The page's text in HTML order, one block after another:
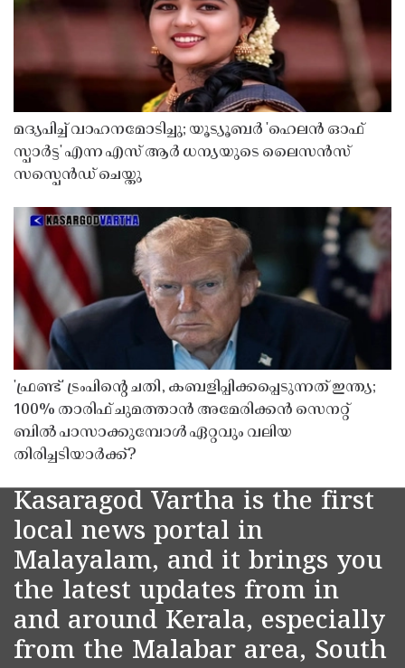
മദ്യപിച്ച് വാഹനമോടിച്ചു; യൂട്യൂബർ 'ഹെലൻ ഓഫ്
സ്പാർട്ട' എന്ന എസ് ആർ ധന്യയുടെ ലൈസൻസ്
സസ്പെൻഡ് ചെയ്തു ​​​​​​​
'ഫ്രണ്ട്' ട്രംപിന്റെ ചതി, കബളിപ്പിക്കപ്പെടുന്നത് ഇന്ത്യ;
100% താരിഫ് ചുമത്താൻ അമേരിക്കൻ സെനറ്റ്
ബിൽ പാസാക്കുമ്പോൾ ഏറ്റവും വലിയ
തിരിച്ചടിയാർക്ക്?
Kasaragod Vartha is the first
local news portal in
Malayalam, and it brings you
the latest updates from in
and around Kerala, especially
from the Malabar area, South